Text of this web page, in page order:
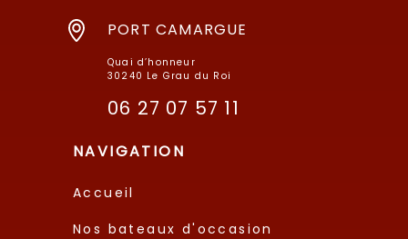
PORT CAMARGUE
Quai d’honneur
30240 Le Grau du Roi
06 27 07 57 11
NAVIGATION
Accueil
Nos bateaux d'occasion